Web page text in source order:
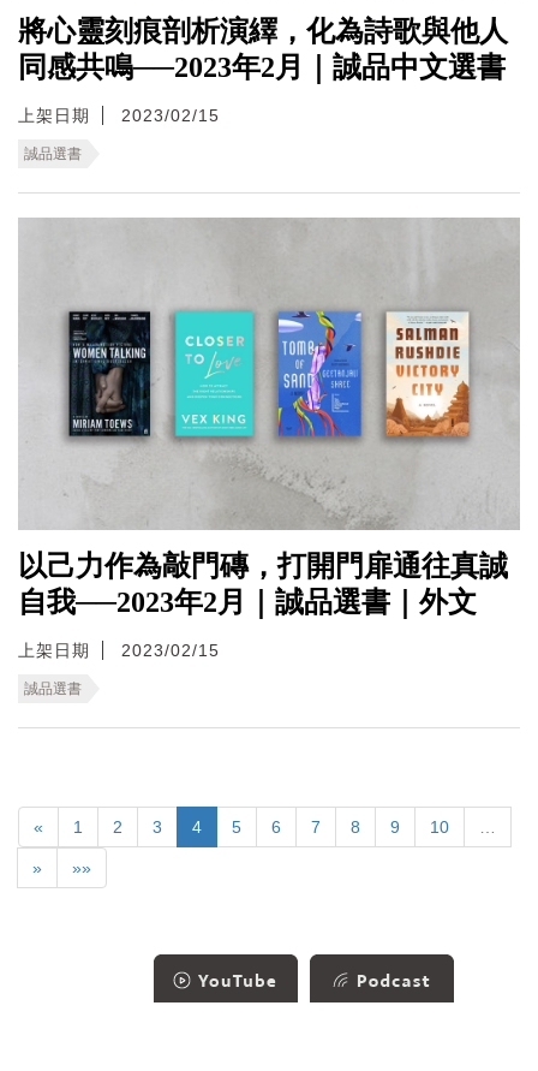
將心靈刻痕剖析演繹，化為詩歌與他人
同感共鳴──2023年2月｜誠品中文選書
上架日期 2023/02/15
誠品選書
以己力作為敲門磚，打開門扉通往真誠
自我──2023年2月｜誠品選書｜外文
上架日期 2023/02/15
誠品選書
« 1 2 3 4 5 6 7 8 9 10
» »»